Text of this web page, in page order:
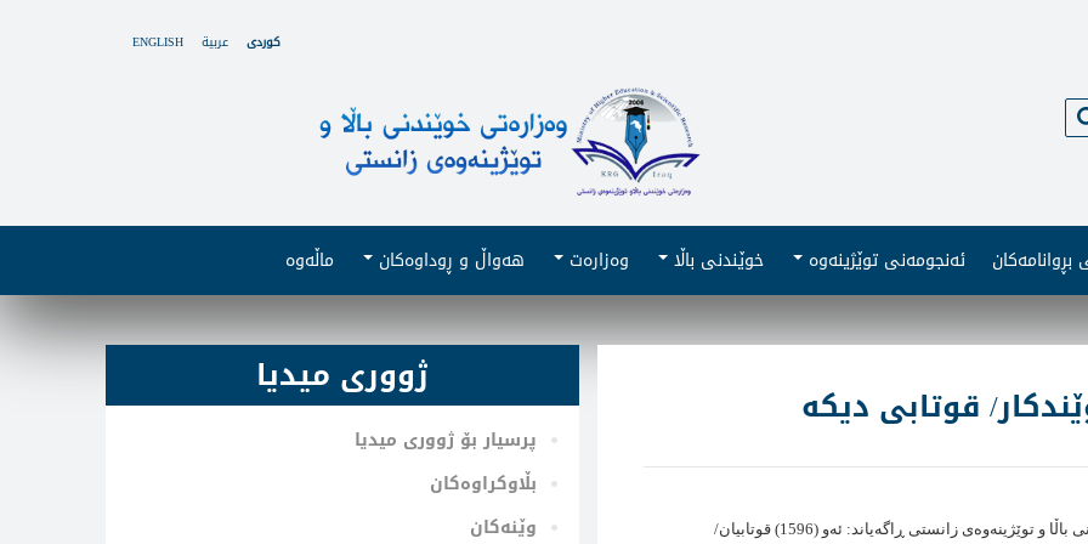
ENGLISH
عربية کوردی
گەڕان
ماڵەوە هەواڵ و ڕوداوەکان وەزارەت خوێندنى باڵا ئەنجومەنى توێژینەوە
كات ناوی (1596) خوێندكار/ قوتابی دیكە
سالار خضر حسین بەرپرسی (زانكۆ لاین) لە وەزارەتی خوێندنی باڵا و توێژینەوەی زانستی ڕاگەیاند: ئەو (1596) قوتابیان/
ژووری میدیا
پرسیار بۆ ژووری میدیا
بڵاوکراوەکان
وێنەکان